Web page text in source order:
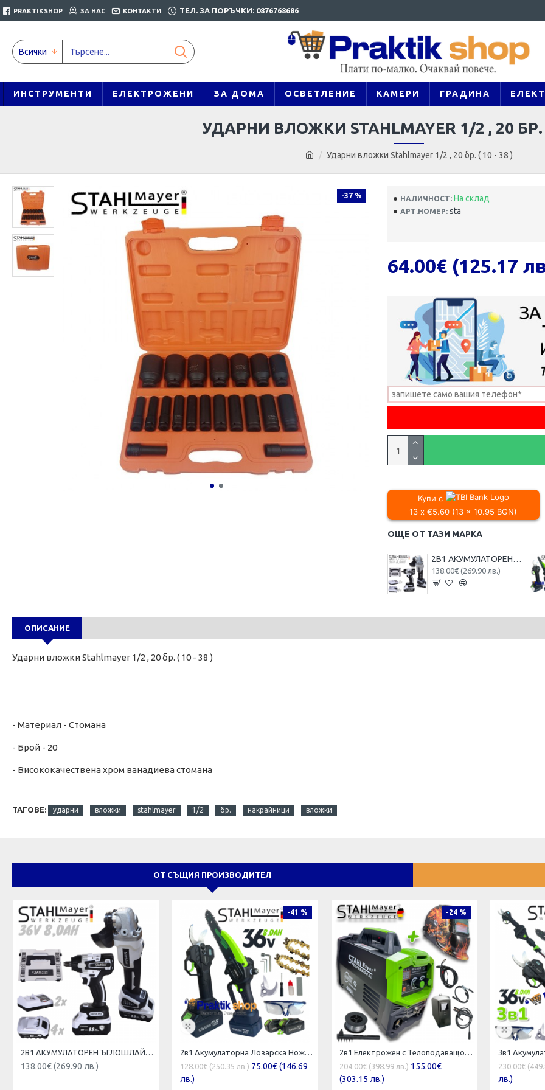
PRAKTIKSHOP ЗА НАС КОНТАКТИ ТЕЛ. ЗА ПОРЪЧКИ: 0876768686
Всички
ИНСТРУМЕНТИ ЕЛЕКТРОЖЕНИ ЗА ДОМА ОСВЕТЛЕНИЕ КАМЕРИ ГРАДИНА
Ударни вложки Stahlmayer 1/2 , 20 бр. ( 10 - 38 )
УДАРНИ ВЛОЖКИ STAHLMAYER 1/2 , 20 БР.
-37 % НАЛИЧНОСТ: На склад
АРТ.НОМЕР: sta
64.00€ (125.17
Купи с
13 x €5.60 (13 x 10.95 BGN)
ОЩЕ ОТ ТАЗИ МАРКА
2В1 АКУМУЛАТОРЕН ЪГЛОШЛАЙФ 125ММ И БЕЗЖИЧЕН ГАЙКОВЕРТ-ВИНТОВЕРТ БЕЗЧЕТКОВ УДАРЕН 36V 8,0AH STAHLMAYER 4X БАТЕРИЯ 2 ЗАРЯДНО В КУФАР РАКЕТА
138.00€ (269.90 лв.)
ОПИСАНИЕ
Ударни вложки Stahlmayer 1/2 , 20 бр. ( 10 - 38 )
- Материал - Стомана
- Брой - 20
- Висококачествена хром ванадиева стомана
ТАГОВЕ: ударни вложки stahlmayer 1/2 бр. накрайници вложки
ОТ СЪЩИЯ ПРОИЗВОДИТЕЛ
2В1 АКУМУЛАТОРЕН ЪГЛОШЛАЙФ 125ММ И БЕЗЖИЧЕН ГАЙКОВЕРТ-ВИНТОВЕРТ БЕЗЧЕТКОВ УДАРЕН 36V 8,0AH STAHLMAYER 4X БАТЕРИЯ 2 ЗАРЯДНО В КУФАР РАКЕТА
138.00€ (269.90 лв.)
-41 %
2в1 Акумулаторна Лозарска Ножица и Трион с Омасляване 36V 8AH STAHLMAYER BLACK
128.00€ (250.35 лв.) 75.00€ (146.69
лв.)
-24 %
2в1 Електрожен с Телоподаващо 400А + Соларен Шлем Маска STAHLMAYER с Ролка модел: 2024
204.00€ (398.99 лв.) 155.00€
(303.15 лв.)
230.00€
лв.)